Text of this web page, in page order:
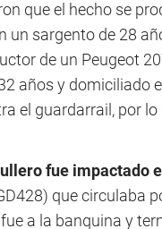
que el hecho se
un sargento de 28
de un Peugeot
años y domiciliado
el guardarrail, por
fue impactado
que circulaba
a la banquina y